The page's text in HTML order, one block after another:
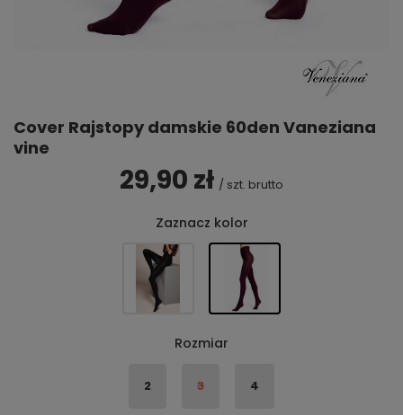
Cover Rajstopy damskie 60den Vaneziana
vine
29,90 zł / szt. brutto
Zaznacz kolor
Rozmiar
2 3 4